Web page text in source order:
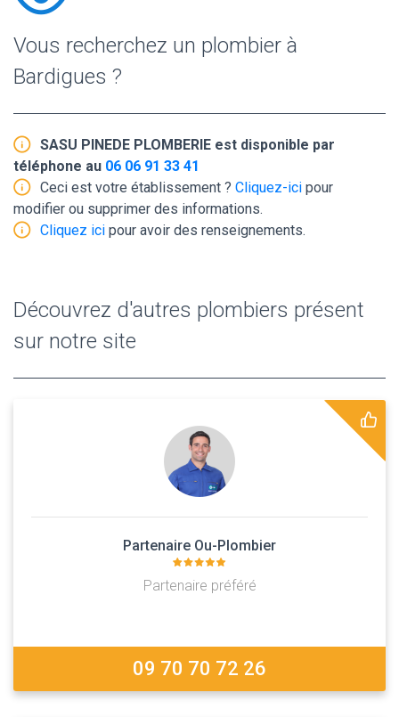
Vous recherchez un plombier à
Bardigues ?
SASU PINEDE PLOMBERIE est disponible par
téléphone au 06 06 91 33 41
Ceci est votre établissement ? Cliquez-ici pour
modifier ou supprimer des informations.
Cliquez ici pour avoir des renseignements.
Découvrez d'autres plombiers présent
sur notre site
Partenaire Ou-Plombier
Partenaire préféré
09 70 70 72 26